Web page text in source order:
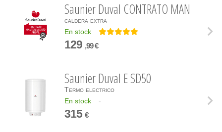
Saunier Duval CONTRATO MAN
caldera extra
En stock
129 ,99 €
Saunier Duval E SD50
Termo electrico
En stock
-
315€